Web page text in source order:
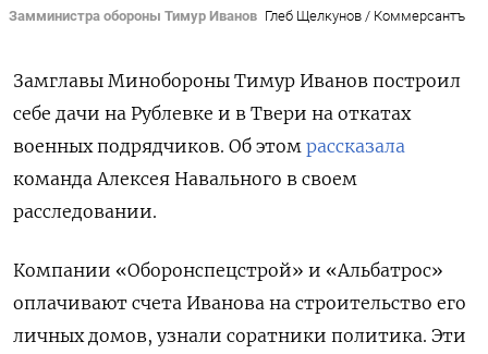
Замминистра обороны Тимур Иванов Глеб Щелкунов / Коммерсантъ
Замглавы Минобороны Тимур Иванов построил
себе дачи на Рублевке и в Твери на откатах
военных подрядчиков. Об этом рассказала
команда Алексея Навального в своем
расследовании.
Компании «Оборонспецстрой» и «Альбатрос»
оплачивают счета Иванова на строительство его
личных домов, узнали соратники политика. Эти